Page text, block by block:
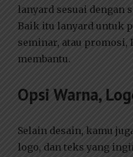
lanyard sesuai dengan
Baik itu lanyard untuk
seminar, atau promosi,
membantu.
Opsi Warna,
Selain desain, kamu
logo, dan teks yang